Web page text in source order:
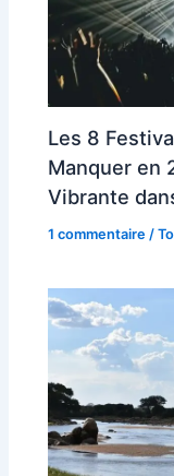
Les 8
Manquer en
Vibrante
1 commentaire /